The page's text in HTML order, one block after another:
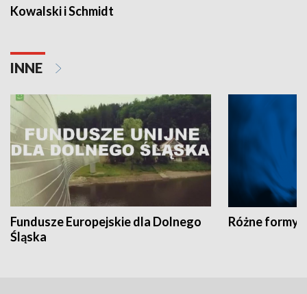
Kowalski i Schmidt
INNE
Fundusze Europejskie dla Dolnego
Śląska
Różne formy